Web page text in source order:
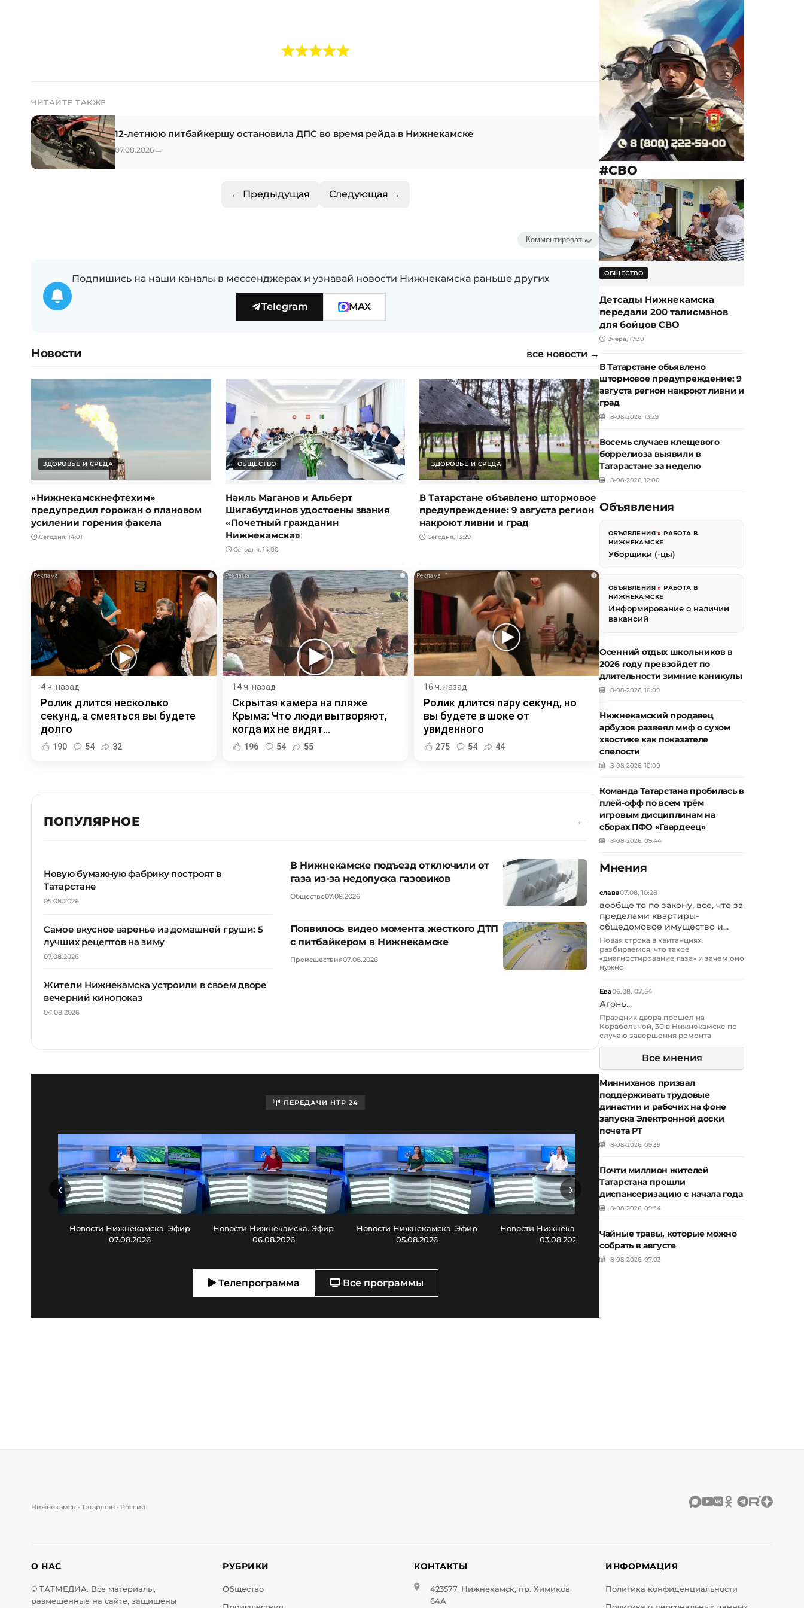
ЧИТАЙТЕ ТАКЖЕ
12-летнюю питбайкершу остановила ДПС во время рейда в Нижнекамске
07.08.2026 →
← Предыдущая Следующая →
Комментировать
Подпишись на наши каналы в мессенджерах и узнавай новости Нижнекамска раньше других
Telegram MAX
Новости все новости →
ЗДОРОВЬЕ И СРЕДА
«Нижнекамскнефтехим»
предупредил горожан о плановом
усилении горения факела
Сегодня, 14:01
ОБЩЕСТВО
Наиль Маганов и Альберт
Шигабутдинов удостоены звания
«Почетный гражданин
Нижнекамска»
Сегодня, 14:00
ЗДОРОВЬЕ И СРЕДА
В Татарстане объявлено штормовое
предупреждение: 9 августа регион
накроют ливни и град
Сегодня, 13:29
i
4 ч. назад
Ролик длится несколько
секунд, а смеяться вы будете
долго
190 54 32
i
14 ч. назад
Скрытая камера на пляже
Крыма: Что люди вытворяют,
когда их не видят...
196 54 55
i
16 ч. назад
Ролик длится пару секунд, но
вы будете в шоке от
увиденного
275 54 44
ПОПУЛЯРНОЕ
Новую бумажную фабрику построят в
Татарстане
05.08.2026
Самое вкусное варенье из домашней груши: 5
лучших рецептов на зиму
07.08.2026
Жители Нижнекамска устроили в своем дворе
вечерний кинопоказ
04.08.2026
В Нижнекамске подъезд отключили от
газа из-за недопуска газовиков
Общество07.08.2026
Появилось видео момента жесткого ДТП
с питбайкером в Нижнекамске
Происшествия07.08.2026
ПЕРЕДАЧИ НТР 24
Новости Нижнекамска. Эфир
07.08.2026
Новости Нижнекамска. Эфир
06.08.2026
Новости Нижнекамска. Эфир
05.08.2026
Новости Нижнекамска. Эфир
03.08.2026
30.07.2026
‹ ›
Телепрограмма Все программы
#СВО
ОБЩЕСТВО
Детсады Нижнекамска
передали 200 талисманов
для бойцов СВО
Вчера, 17:30
В Татарстане объявлено
штормовое предупреждение: 9
августа регион накроют ливни и
град
8-08-2026, 13:29
Восемь случаев клещевого
боррелиоза выявили в
Татарастане за неделю
8-08-2026, 12:00
Объявления
ОБЪЯВЛЕНИЯ »РАБОТА В
НИЖНЕКАМСКЕ
Уборщики (-цы)
ОБЪЯВЛЕНИЯ »РАБОТА В
НИЖНЕКАМСКЕ
Информирование о наличии
вакансий
Осенний отдых школьников в
2026 году превзойдет по
длительности зимние каникулы
8-08-2026, 10:09
Нижнекамский продавец
арбузов развеял миф о сухом
хвостике как показателе
спелости
8-08-2026, 10:00
Команда Татарстана пробилась в
плей-офф по всем трём
игровым дисциплинам на
сборах ПФО «Гвардеец»
8-08-2026, 09:44
Мнения
слава07.08, 10:28
вообще то по закону, все, что за
пределами квартиры-
общедомовое имущество и...
Новая строка в квитанциях:
разбираемся, что такое
«диагностирование газа» и зачем оно
нужно
Ева06.08, 07:54
Агонь...
Праздник двора прошёл на
Корабельной, 30 в Нижнекамске по
случаю завершения ремонта
Все мнения
Минниханов призвал
поддерживать трудовые
династии и рабочих на фоне
запуска Электронной доски
почета РТ
8-08-2026, 09:39
Почти миллион жителей
Татарстана прошли
диспансеризацию с начала года
8-08-2026, 09:34
Чайные травы, которые можно
собрать в августе
8-08-2026, 07:03
Нижнекамск • Татарстан • Россия
О НАС
© ТАТМЕДИА. Все материалы,
размещенные на сайте, защищены
РУБРИКИ
Общество
КОНТАКТЫ
423577, Нижнекамск, пр. Химиков,
64А
ИНФОРМАЦИЯ
Политика конфиденциальности